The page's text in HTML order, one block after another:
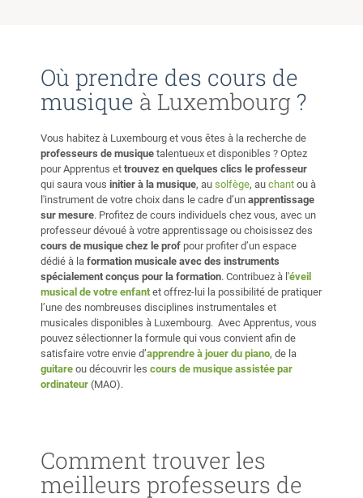
approach, where we make music from the very first
lesson. For adults... If you are a beginner, don't worry! I
will teach you how to produce your first sounds on your
new instrument, how to breathe correctly, how to adopt a
good posture, etc. I will help you build a solid basic
technique step by step that will allow you to play any
piece on the flute. If you are an advanced student or
already have a basic knowledge of your instrument, I can
help you improve your technique, taking into account
each repertoire. We will draw on creativity and sound to
produce increasingly beautiful and eloquent music.
Lessons can take place at the student's place or at the
teacher's place in Forest. Travel expenses are negotiable
depending on the distance. Please don't hesitate to
contact me to discover this magnificent instrument!
Où prendre des cours de
musique à Luxembourg ?
Vous habitez à Luxembourg et vous êtes à la recherche de
professeurs de musique talentueux et disponibles ? Optez
pour Apprentus et trouvez en quelques clics le professeur
qui saura vous initier à la musique, au solfège, au chant ou à
l'instrument de votre choix dans le cadre d’un apprentissage
sur mesure. Profitez de cours individuels chez vous, avec un
professeur dévoué à votre apprentissage ou choisissez des
cours de musique chez le prof pour profiter d’un espace
dédié à la formation musicale avec des instruments
spécialement conçus pour la formation. Contribuez à l'éveil
musical de votre enfant et offrez-lui la possibilité de pratiquer
l’une des nombreuses disciplines instrumentales et
musicales disponibles à Luxembourg. Avec Apprentus, vous
pouvez sélectionner la formule qui vous convient afin de
satisfaire votre envie d’apprendre à jouer du piano, de la
guitare ou découvrir les cours de musique assistée par
ordinateur (MAO).
Comment trouver les
meilleurs professeurs de